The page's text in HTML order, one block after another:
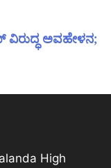
ಅವಹೇಳನ;
High